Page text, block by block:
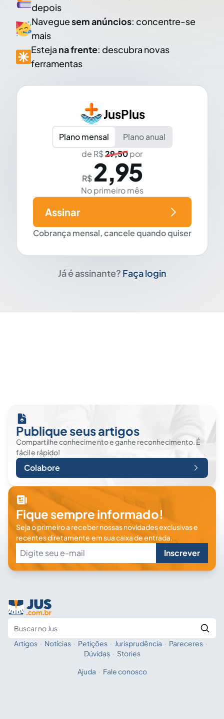
depois
Naveguesem anúncios: concentre-se
mais
Esteja na frente: descubra novas
ferramentas
JusPlus
Plano mensal
Plano anual
de R$29,50por
R$ 2,95
No primeiro mês
Cobrança mensal, cancele quando quiser
Assinar
Já é assinante? Faça login
Publique seus artigos
Compartilhe conhecimento e ganhe reconhecimento. É
fácil e rápido!
Colabore
Fique sempre informado!
Seja o primeiro a receber nossas novidades exclusivas e
recentes diretamente em sua caixa de entrada.
Inscrever
Fale com a IA
Artigos · Notícias · Petições · Jurisprudência · Pareceres ·
Dúvidas · Stories
Ajuda · Fale conosco